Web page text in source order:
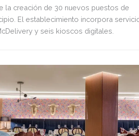
la creación de 30 nuevos puestos de
El establecimiento incorpora
y seis kioscos digitales.